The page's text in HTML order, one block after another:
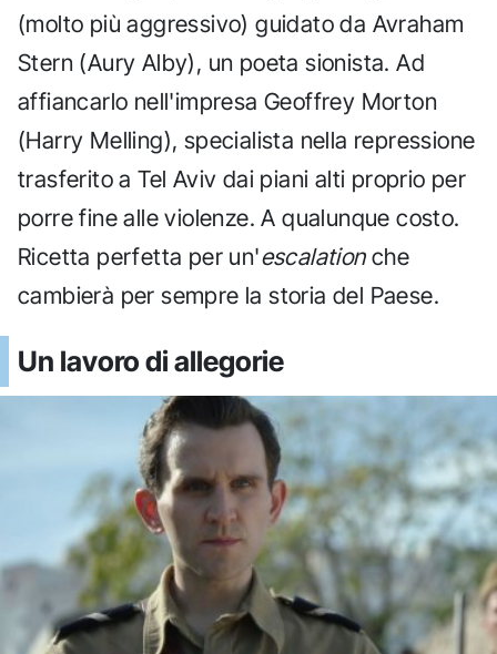
(molto più aggressivo) guidato da Avraham
Stern (Aury Alby), un poeta sionista. Ad
affiancarlo nell'impresa Geoffrey Morton
(Harry Melling), specialista nella repressione
trasferito a Tel Aviv dai piani alti proprio per
porre fine alle violenze. A qualunque costo.
Ricetta perfetta per un'escalationche
cambierà per sempre la storia del Paese.
Un lavoro di allegorie